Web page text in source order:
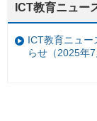
ICT教育ニュー
ICT教育ニュー
らせ（2025年7